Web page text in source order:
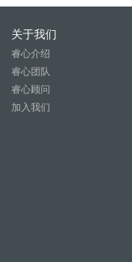
关于我们
睿心介绍
睿心团队
睿心顾问
加入我们